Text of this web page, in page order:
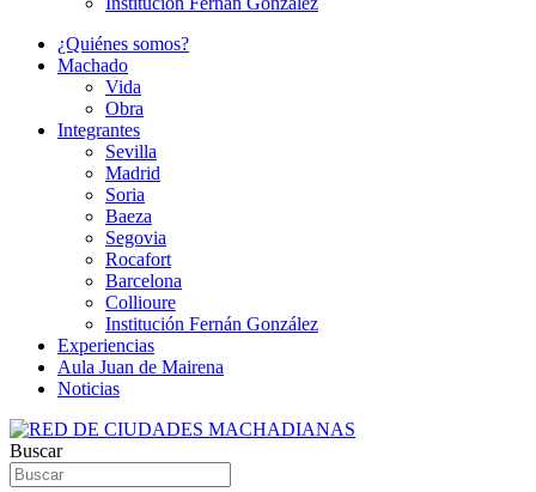
¿Quiénes somos?
Machado
Vida
Obra
Integrantes
Sevilla
Madrid
Soria
Baeza
Segovia
Rocafort
Barcelona
Collioure
Institución Fernán González
Experiencias
Aula Juan de Mairena
Noticias
Buscar